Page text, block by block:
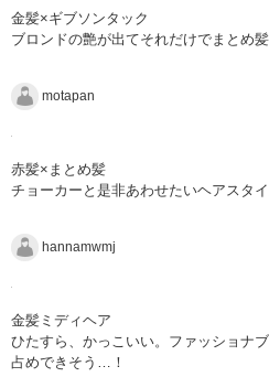
金髪×ギブソンタック
ブロンドの艶が出てそれだけでまとめ
motapan
赤髪×まとめ髪
チョーカーと是非あわせたいヘアスタイ
hannamwmj
金髪ミディヘア
ひたすら、かっこいい。ファッショナ
占めできそう…！